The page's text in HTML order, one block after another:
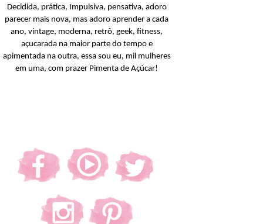
Decidida, prática, Impulsiva, pensativa, adoro
parecer mais nova, mas adoro aprender a cada
ano, vintage, moderna, retrô, geek, fitness,
açucarada na maior parte do tempo e
apimentada na outra, essa sou eu, mil mulheres
em uma, com prazer Pimenta de Açúcar!